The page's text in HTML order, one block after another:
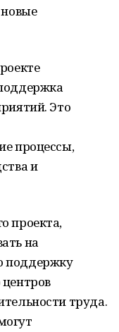
Это
процессы,
и
проекта,
на
поддержку
труда.